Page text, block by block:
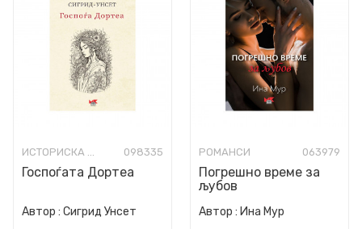
ИСТОРИСКА ФИКЦИЈА 098335
Госпоѓата Дортеа
Автор : Сигрид Унсет
РОМАНСИ 063979
Погрешно време за
љубов
Автор : Ина Мур